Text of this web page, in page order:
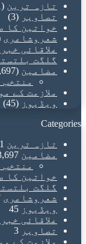
تازہ ترین (12,741)
تصاویر (3)
خواتین کا
شعروشاعری
علاقائی
گلگت
مضامین (3,697)
منتخب
ملازمت کے
ویڈیوز (45)
Categories
تازہ ترین
مضامین
منتخب
خواتین کا
گلگت
شعروشاعری
ویڈیوز 45
علاقائی
تصاویر 3
ملازمت کے